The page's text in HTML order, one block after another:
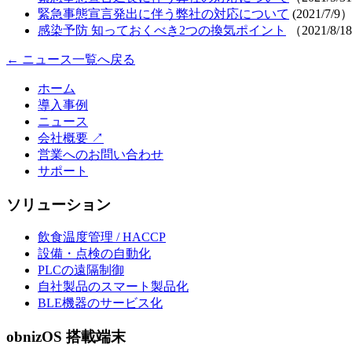
緊急事態宣言発出に伴う弊社の対応について (2021/7/9）
感染予防 知っておくべき2つの換気ポイント
（2021/8/
← ニュース一覧へ戻る
ホーム
導入事例
ニュース
会社概要 ↗
営業へのお問い合わせ
サポート
ソリューション
飲食温度管理 / HACCP
設備・点検の自動化
PLCの遠隔制御
自社製品のスマート製品化
BLE機器のサービス化
obnizOS 搭載端末